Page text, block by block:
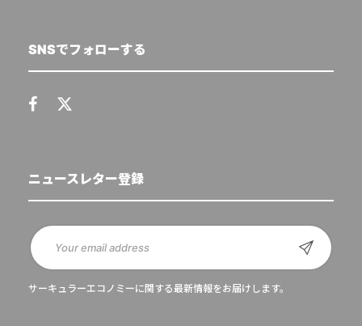
SNSでフォローする
ニュースレター登録
サーキュラーエコノミーに関する最新情報をお届けします。